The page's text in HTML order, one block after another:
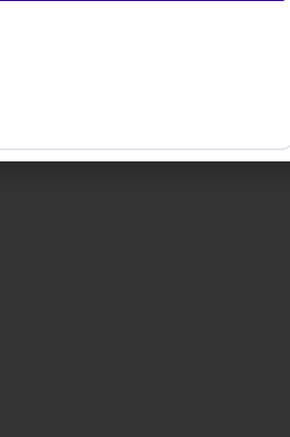
e presidente do conselho do